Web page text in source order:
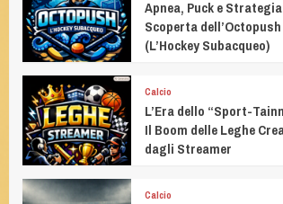
Apnea, Puck e
Scoperta dell’Octopush
(L’Hockey Subacqueo)
Calcio
L’Era dello “Sport-
Il Boom delle Leghe
dagli Streamer
Calcio